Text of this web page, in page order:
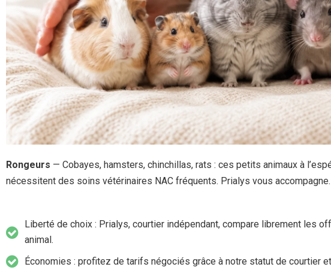
Rongeurs — Cobayes, hamsters, chinchillas, rats : ces petits animaux à
nécessitent des soins vétérinaires NAC fréquents. Prialys vous accompagne.
Liberté de choix : Prialys, courtier indépendant, compare librement les
animal.
Économies : profitez de tarifs négociés grâce à notre statut de courtier